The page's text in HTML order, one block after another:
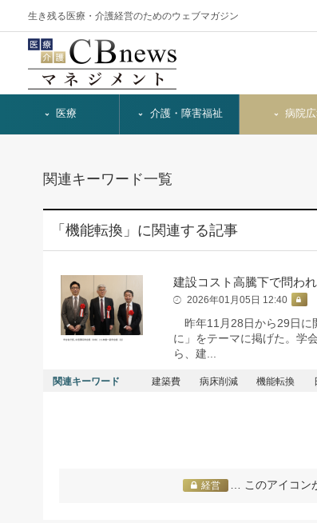
生き残る医療・介護経営のためのウェブマガジン
医療 介護・障害福祉 病院
関連キーワード一覧
「機能転換」に関連する記事
建設コスト高騰下で問わ
2026年01月05日 12:40
昨年11月28日から29日に
に」をテーマに掲げた。学
ら、建...
関連キーワード 建築費 病床削減 機能転換
経営 … このアイコン